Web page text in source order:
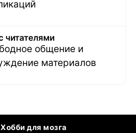
читателями
общение и
материалов
Хобби для мозга